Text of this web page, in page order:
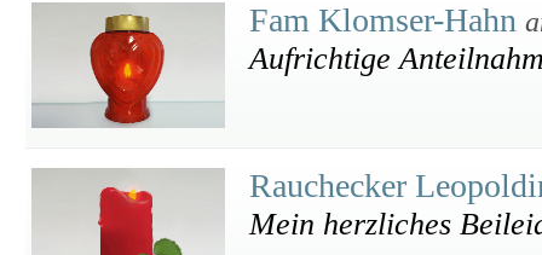
Fam Klomser-Hahn
Aufrichtige
Rauchecker
Mein herzliches